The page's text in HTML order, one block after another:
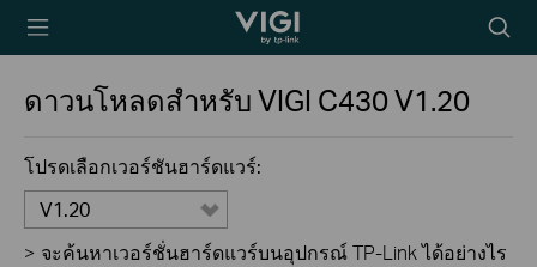
TP-Link, Reliably
icon
ดาวนโหลดสำหรับVIGI C430V1.20
โปรดเลือกเวอร์ชันฮาร์ดแวร์:
V1.20
> จะค้นหาเวอร์ชั่นฮาร์ดแวร์บนอุปกรณ์ TP-Link ได้อย่างไร